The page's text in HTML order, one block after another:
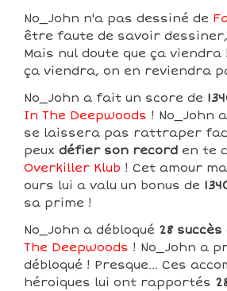
No_John n'a pas dessiné de
être faute de savoir
Mais nul doute que ça viendra
ça viendra, on en reviendra
No_John a fait un score de
In The Deepwoods ! No_John
se laissera pas rattraper
peux défier son record en te
Overkiller Klub ! Cet amour
ours lui a valu un bonus de
sa prime !
No_John a débloqué 28 succès
The Deepwoods ! No_John a
débloqué ! Presque... Ces
héroiques lui ont rapportés